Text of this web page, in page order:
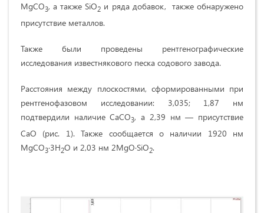
MgCO3, а также SiO2 и ряда добавок, также обнаружено
присутствие металлов.
Также были проведены рентгенографические
исследования известнякового песка содового завода.
Расстояния между плоскостями, сформированными при
рентгенофазовом исследовании: 3,035; 1,87 нм
подтвердили наличие CaCO3, а 2,39 нм — присутствие
CaO (рис. 1). Также сообщается о наличии 1920 нм
MgCO3∙3H2O и 2,03 нм 2MgO∙SiO2.